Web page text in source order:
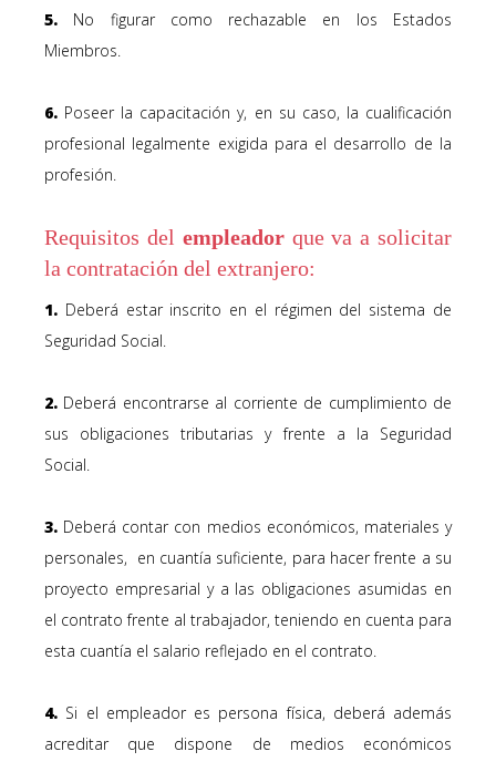
5. No figurar como rechazable en los Estados
Miembros.
6. Poseer la capacitacióny, en su caso, la cualificación
profesional legalmente exigida para el desarrollo de la
profesión.
Requisitos del empleadorque va a solicitar
la contratación del extranjero:
1. Deberá estar inscrito en el régimen del sistema de
Seguridad Social.
2. Deberá encontrarse al corriente de cumplimiento de
sus obligaciones tributarias y frente a la Seguridad
Social.
3. Deberá contar con medios económicos, materiales y
personales, en cuantía suficiente, para hacer frente a su
proyecto empresarial y a las obligaciones asumidas en
el contrato frente al trabajador, teniendo en cuenta para
esta cuantía el salario reflejado en el contrato.
4. Si el empleador es persona física, deberá además
acreditar que dispone de medios económicos